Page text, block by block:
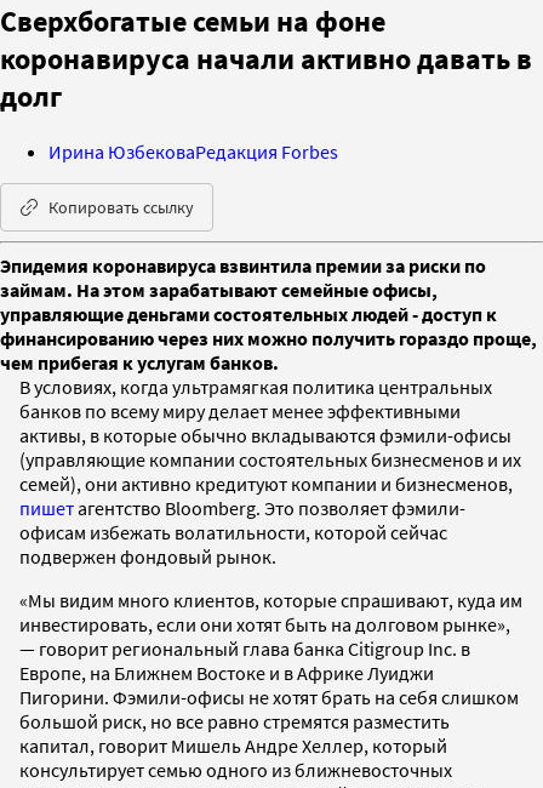
Сверхбогатые семьи на фоне
коронавируса начали активно давать в
долг
Ирина ЮзбековаРедакция Forbes
Копировать ссылку
Эпидемия коронавируса взвинтила премии за риски по
займам. На этом зарабатывают семейные офисы,
управляющие деньгами состоятельных людей - доступ к
финансированию через них можно получить гораздо проще,
чем прибегая к услугам банков.
В условиях, когда ультрамягкая политика центральных
банков по всему миру делает менее эффективными
активы, в которые обычно вкладываются фэмили-офисы
(управляющие компании состоятельных бизнесменов и их
семей), они активно кредитуют компании и бизнесменов,
пишетагентство Bloomberg. Это позволяет фэмили-
офисам избежать волатильности, которой сейчас
подвержен фондовый рынок.
«Мы видим много клиентов, которые спрашивают, куда им
инвестировать, если они хотят быть на долговом рынке»,
— говорит региональный глава банка Citigroup Inc. в
Европе, на Ближнем Востоке и в Африке Луиджи
Пигорини. Фэмили-офисы не хотят брать на себя слишком
большой риск, но все равно стремятся разместить
капитал, говорит Мишель Андре Хеллер, который
консультирует семью одного из ближневосточных